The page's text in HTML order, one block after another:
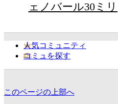
ェノバール30ミリ
人気コミュニティ
コミュを探す
このページの上部へ